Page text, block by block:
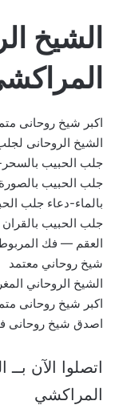
الشيخ
اكبر شيخ روحانى
الشيخ الروحانى
جلب الحبيب
جلب الحبيب
بالماء-دعاء جلب
جلب الحبيب
العقم — فك
شيخ روحاني معتمد
الشيخ الروحاني
اكبر شيخ روحانى
اصدق شيخ روحانى
اتصلوا الآن
المراكشي